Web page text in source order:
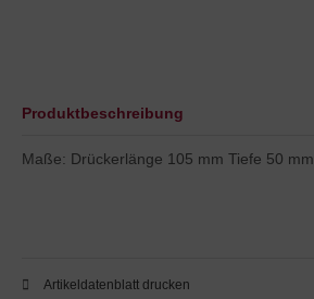
Produktbeschreibung
Maße: Drückerlänge 105 mm Tiefe 50 mm
Artikeldatenblatt drucken